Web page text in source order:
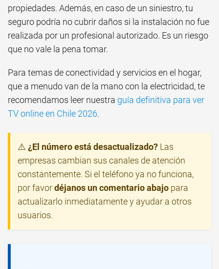
propiedades. Además, en caso de un siniestro, tu
seguro podría no cubrir daños si la instalación no fue
realizada por un profesional autorizado. Es un riesgo
que no vale la pena tomar.
Para temas de conectividad y servicios en el hogar,
que a menudo van de la mano con la electricidad, te
recomendamos leer nuestra guía definitiva para ver
TV online en Chile 2026.
⚠️ ¿El número está desactualizado? Las
empresas cambian sus canales de atención
constantemente. Si el teléfono ya no funciona,
por favordéjanos un comentario abajo para
actualizarlo inmediatamente y ayudar a otros
usuarios.